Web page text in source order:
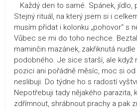
Každý den to samé. Spánek, jídlo,
Stejný rituál, na který jsem si i
musím přidat i kolonku „pohovor“ s
Vůbec se mi do toho nechce.
maminčin mazánek, zakřiknutá
podobného. Je sice starší, ale když
pozici ani pořádně měsíc, moc si
neslibuji. Do týdne ho s radostí
Nepotřebuji tady nějakého parazita,
zdřímnout, shrábnout prachy a pak